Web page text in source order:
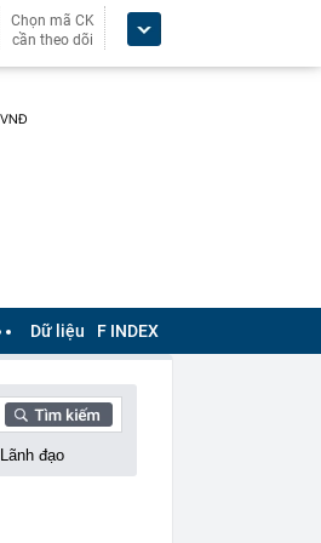
Chọn mã CK
cần theo dõi
Dữ liệu F INDEX
Lãnh đạo